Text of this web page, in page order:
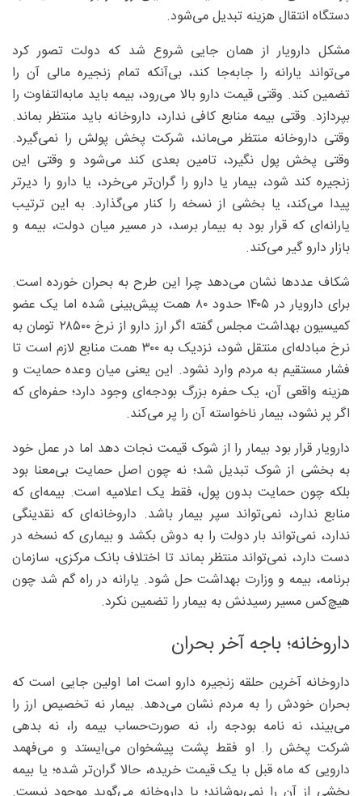
دستگاه انتقال هزینه تبدیل می‌شود.
مشکل دارویار از همان جایی شروع شد که دولت تصور کرد
می‌تواند یارانه را جابه‌جا کند، بی‌آنکه تمام زنجیره مالی آن را
تضمین کند. وقتی قیمت دارو بالا می‌رود، بیمه باید مابه‌التفاوت را
بپردازد. وقتی بیمه منابع کافی ندارد، داروخانه باید منتظر بماند.
وقتی داروخانه منتظر می‌ماند، شرکت پخش پولش را نمی‌گیرد.
وقتی پخش پول نگیرد، تامین بعدی کند می‌شود و وقتی این
زنجیره کند شود، بیمار یا دارو را گران‌تر می‌خرد، یا دارو را دیرتر
پیدا می‌کند، یا بخشی از نسخه را کنار می‌گذارد. به این ترتیب
یارانه‌ای که قرار بود به بیمار برسد، در مسیر میان دولت، بیمه و
بازار دارو گیر می‌کند.
شکاف عددها نشان می‌دهد چرا این طرح به بحران خورده است.
برای دارویار در ۱۴۰۵ حدود ۸۰ همت پیش‌بینی شده اما یک عضو
کمیسیون بهداشت مجلس گفته اگر ارز دارو از نرخ ۲۸۵۰۰ تومان به
نرخ مبادله‌ای منتقل شود، نزدیک به ۳۰۰ همت منابع لازم است تا
فشار مستقیم به مردم وارد نشود. این یعنی میان وعده حمایت و
هزینه واقعی آن، یک حفره بزرگ بودجه‌ای وجود دارد؛ حفره‌ای که
اگر پر نشود، بیمار ناخواسته آن را پر می‌کند.
دارویار قرار بود بیمار را از شوک قیمت نجات دهد اما در عمل خود
به بخشی از شوک تبدیل شد؛ نه چون اصل حمایت بی‌معنا بود
بلکه چون حمایت بدون پول، فقط یک اعلامیه است. بیمه‌ای که
منابع ندارد، نمی‌تواند سپر بیمار باشد. داروخانه‌ای که نقدینگی
ندارد، نمی‌تواند بار دولت را به دوش بکشد و بیماری که نسخه در
دست دارد، نمی‌تواند منتظر بماند تا اختلاف بانک مرکزی، سازمان
برنامه، بیمه و وزارت بهداشت حل شود. یارانه در راه گم شد چون
هیچ‌کس مسیر رسیدنش به بیمار را تضمین نکرد.
داروخانه؛ باجه آخر بحران
داروخانه آخرین حلقه زنجیره دارو است اما اولین جایی است که
بحران خودش را به مردم نشان می‌دهد. بیمار نه تخصیص ارز را
می‌بیند، نه نامه بودجه را، نه صورت‌حساب بیمه را، نه بدهی
شرکت پخش را. او فقط پشت پیشخوان می‌ایستد و می‌فهمد
دارویی که ماه قبل با یک قیمت خریده، حالا گران‌تر شده؛ یا بیمه